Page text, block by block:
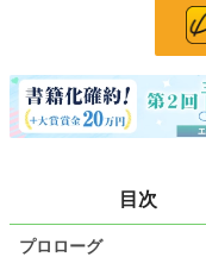
228,785 位 /
31,416 位 /
お気に入り 26
24h.ポイント 0 pt
更新日時 2024.06.11
目次
プロローグ